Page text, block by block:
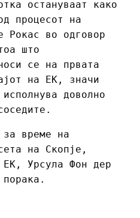
остануваат како
процесот на
Рокас во одговор
што
се на првата
на ЕК, значи
доволно
за време на
на Скопје,
ЕК, Урсула Фон дер
порака.